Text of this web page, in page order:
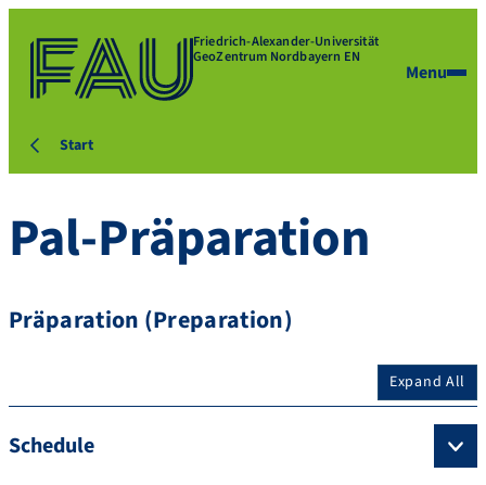
Friedrich-Alexander-Universität
GeoZentrum Nordbayern EN
Menu
Start
Pal-Präparation
Präparation (Preparation)
Expand All
Schedule